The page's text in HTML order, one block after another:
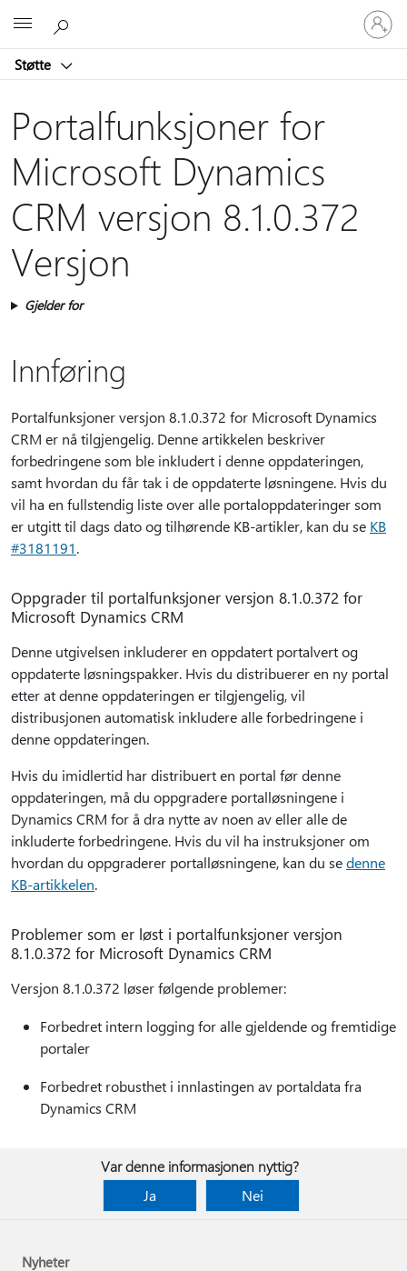
Støtte
Logg
på
kontoen
Portalfunksjoner for
Microsoft Dynamics
CRM versjon 8.1.0.372
Versjon
Gjelder for
Innføring
Portalfunksjoner versjon 8.1.0.372 for Microsoft Dynamics
CRM er nå tilgjengelig. Denne artikkelen beskriver
forbedringene som ble inkludert i denne oppdateringen,
samt hvordan du får tak i de oppdaterte løsningene. Hvis du
vil ha en fullstendig liste over alle portaloppdateringer som
er utgitt til dags dato og tilhørende KB-artikler, kan du se KB
#3181191.
Oppgrader til portalfunksjoner versjon 8.1.0.372 for
Microsoft Dynamics CRM
Denne utgivelsen inkluderer en oppdatert portalvert og
oppdaterte løsningspakker. Hvis du distribuerer en ny portal
etter at denne oppdateringen er tilgjengelig, vil
distribusjonen automatisk inkludere alle forbedringene i
denne oppdateringen.
Hvis du imidlertid har distribuert en portal før denne
oppdateringen, må du oppgradere portalløsningene i
Dynamics CRM for å dra nytte av noen av eller alle de
inkluderte forbedringene. Hvis du vil ha instruksjoner om
hvordan du oppgraderer portalløsningene, kan du sedenne
KB-artikkelen.
Problemer som er løst i portalfunksjoner versjon
8.1.0.372 for Microsoft Dynamics CRM
Versjon 8.1.0.372 løser følgende problemer:
Forbedret intern logging for alle gjeldende og fremtidige
portaler
Forbedret robusthet i innlastingen av portaldata fra
Dynamics CRM
Var denne informasjonen nyttig?
Ja
Nei
Nyheter